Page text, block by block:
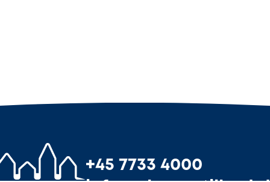
+45 7733 4000